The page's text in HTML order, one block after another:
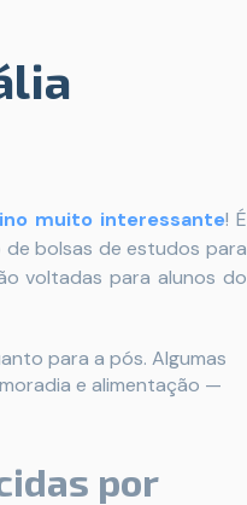
muito interessante! É
de bolsas de estudos para
voltadas para alunos do
para a pós. Algumas
e alimentação —
por